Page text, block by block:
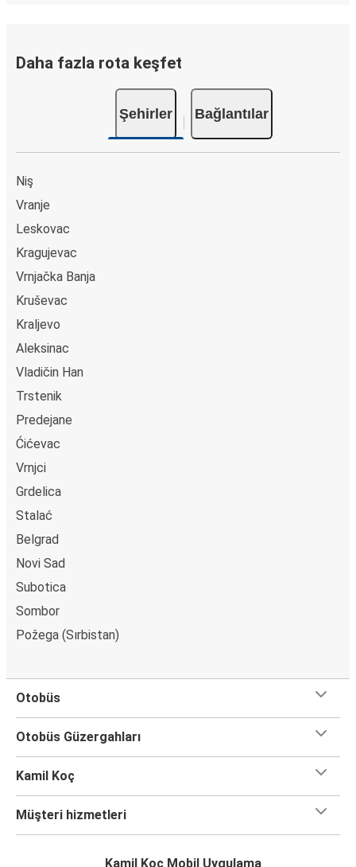
Daha fazla rota keşfet
Şehirler Bağlantılar
Niş
Vranje
Leskovac
Kragujevac
Vrnjačka Banja
Kruševac
Kraljevo
Aleksinac
Vladičin Han
Trstenik
Predejane
Ćićevac
Vrnjci
Grdelica
Stalać
Belgrad
Novi Sad
Subotica
Sombor
Požega (Sırbistan)
Otobüs
Otobüs Güzergahları
Kamil Koç
Müşteri hizmetleri
Kamil Koç Mobil Uygulama